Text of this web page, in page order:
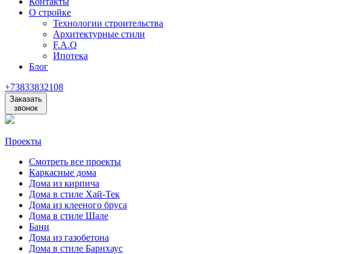
О стройке
Технологии строительства
Архитектурные стили
F.A.Q
Ипотека
Блог
+73833832108
Заказать
звонок
Проекты
Смотреть все проекты
Каркасные дома
Дома из кирпича
Дома в стиле Хай-Тек
Дома из клееного бруса
Дома в стиле Шале
Бани
Дома из газобетона
Дома в стиле Барнхаус